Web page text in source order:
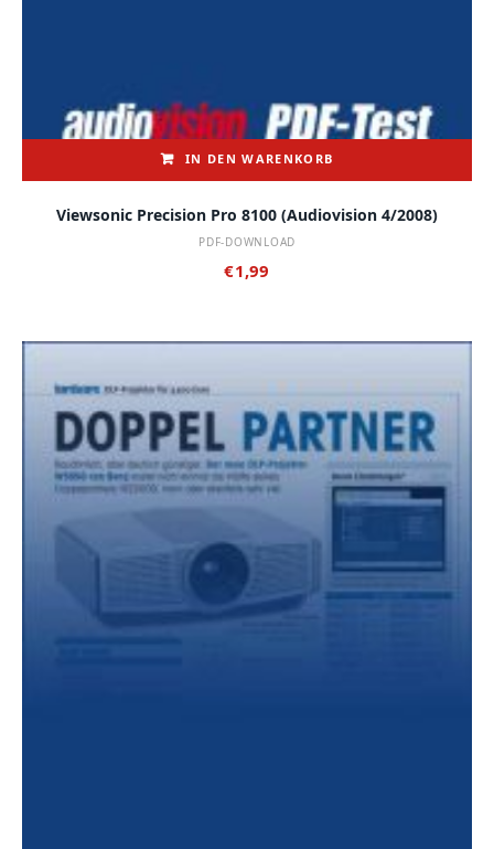
IN DEN WARENKORB
Viewsonic Precision Pro 8100 (audiovision 4/2008)
PDF-DOWNLOAD
€1,99